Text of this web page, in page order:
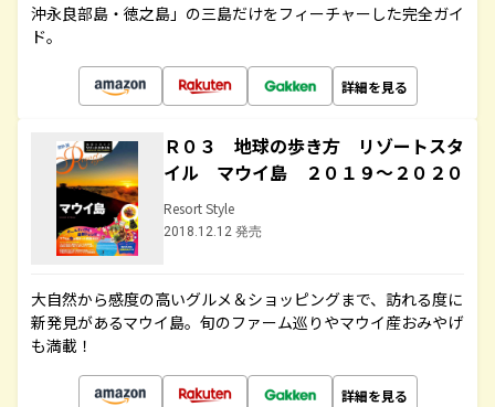
沖永良部島・徳之島」の三島だけをフィーチャーした完全ガイ
ド。
詳細を見る
Ｒ０３ 地球の歩き方 リゾートスタ
イル マウイ島 ２０１９～２０２０
Resort Style
2018.12.12 発売
大自然から感度の高いグルメ＆ショッピングまで、訪れる度に
新発見があるマウイ島。旬のファーム巡りやマウイ産おみやげ
も満載！
詳細を見る